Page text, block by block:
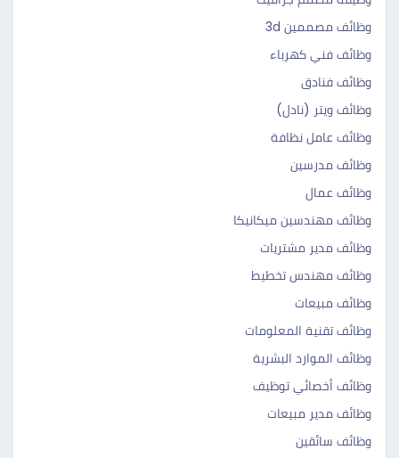
وظائف مصممين 3d
وظائف فني كهرباء
وظائف فنادق
وظائف ويتر (نادل)
وظائف عامل نظافة
وظائف مدرسين
وظائف عمال
وظائف مهندسين ميكانيكا
وظائف مدير مشتريات
وظائف مهندس تخطيط
وظائف مبيعات
وظائف تقنية المعلومات
وظائف الموارد البشرية
وظائف أخصائي توظيف
وظائف مدير مبيعات
وظائف سائقين